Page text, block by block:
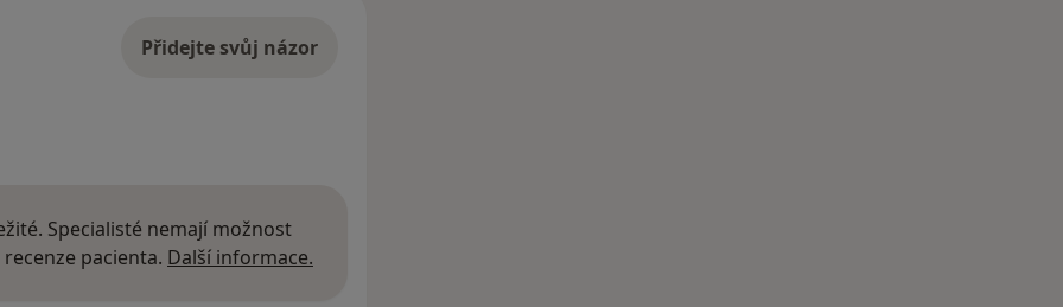
Přidejte svůj názor
Specialisté nemají možnost
pacienta. Další informace.